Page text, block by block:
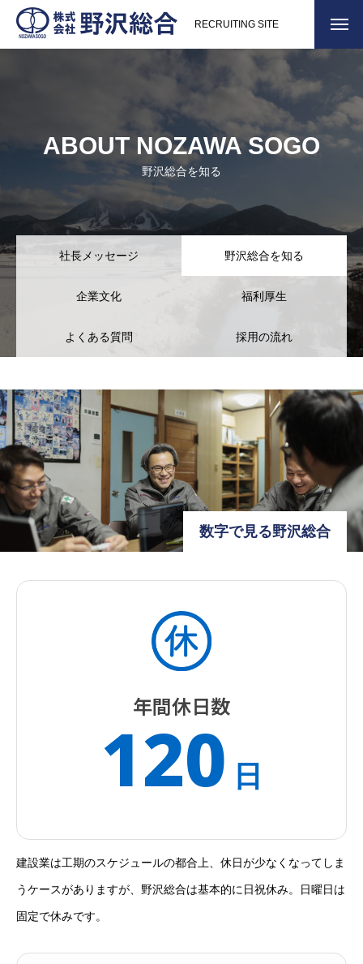
RECRUITING SITE
ABOUT NOZAWA SOGO
野沢総合を知る
社長メッセージ 野沢総合を知る
企業文化 福利厚生
よくある質問 採用の流れ
数字で見る野沢総合
年間休日数
120 日
建設業は工期のスケジュールの都合上、休日が少なくなってしま
うケースがありますが、野沢総合は基本的に日祝休み。日曜日は
固定で休みです。